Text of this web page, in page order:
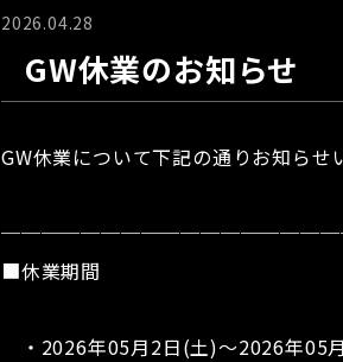
2026.04.28
GW休業のお知らせ
GW休業について下記の通りお知らせ
■休業期間
・2026年05月2日(土)～2026年05